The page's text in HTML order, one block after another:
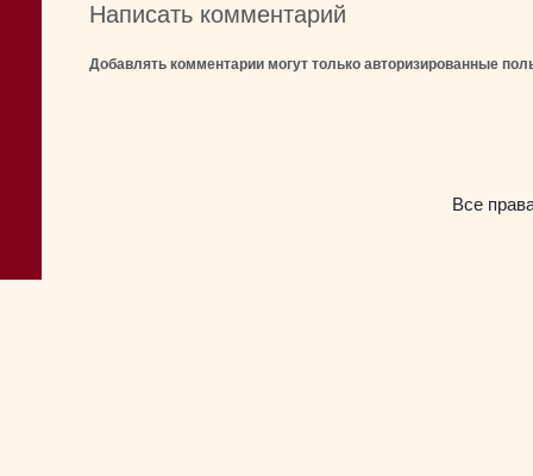
Написать комментарий
Добавлять комментарии могут только авторизированные
Все